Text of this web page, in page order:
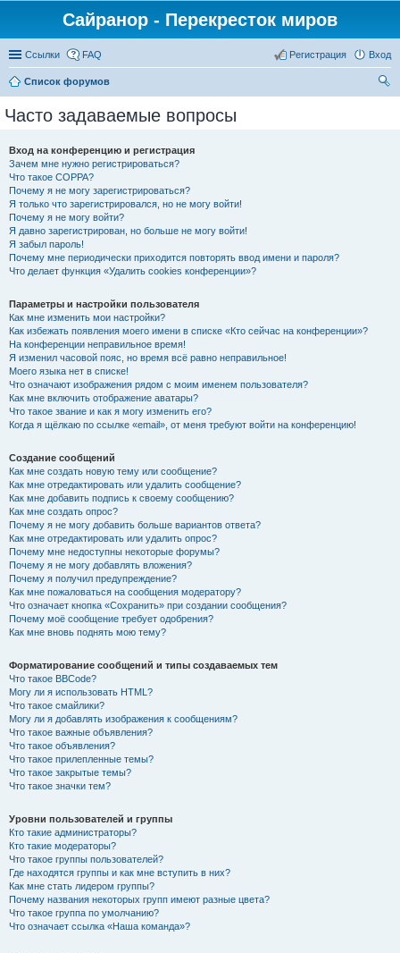
Сайранор - Перекресток миров
Ссылки FAQ Вход
Регистрация
Список форумов
Часто задаваемые вопросы
Вход на конференцию и регистрация
Зачем мне нужно регистрироваться?
Что такое COPPA?
Почему я не могу зарегистрироваться?
Я только что зарегистрировался, но не могу войти!
Почему я не могу войти?
Я давно зарегистрирован, но больше не могу войти!
Я забыл пароль!
Почему мне периодически приходится повторять ввод имени и пароля?
Что делает функция «Удалить cookies конференции»?
Параметры и настройки пользователя
Как мне изменить мои настройки?
Как избежать появления моего имени в списке «Кто сейчас на конференции»?
На конференции неправильное время!
Я изменил часовой пояс, но время всё равно неправильное!
Моего языка нет в списке!
Что означают изображения рядом с моим именем пользователя?
Как мне включить отображение аватары?
Что такое звание и как я могу изменить его?
Когда я щёлкаю по ссылке «email», от меня требуют войти на конференцию!
Создание сообщений
Как мне создать новую тему или сообщение?
Как мне отредактировать или удалить сообщение?
Как мне добавить подпись к своему сообщению?
Как мне создать опрос?
Почему я не могу добавить больше вариантов ответа?
Как мне отредактировать или удалить опрос?
Почему мне недоступны некоторые форумы?
Почему я не могу добавлять вложения?
Почему я получил предупреждение?
Как мне пожаловаться на сообщения модератору?
Что означает кнопка «Сохранить» при создании сообщения?
Почему моё сообщение требует одобрения?
Как мне вновь поднять мою тему?
Форматирование сообщений и типы создаваемых тем
Что такое BBCode?
Могу ли я использовать HTML?
Что такое смайлики?
Могу ли я добавлять изображения к сообщениям?
Что такое важные объявления?
Что такое объявления?
Что такое прилепленные темы?
Что такое закрытые темы?
Что такое значки тем?
Уровни пользователей и группы
Кто такие администраторы?
Кто такие модераторы?
Что такое группы пользователей?
Где находятся группы и как мне вступить в них?
Как мне стать лидером группы?
Почему названия некоторых групп имеют разные цвета?
Что такое группа по умолчанию?
Что означает ссылка «Наша команда»?